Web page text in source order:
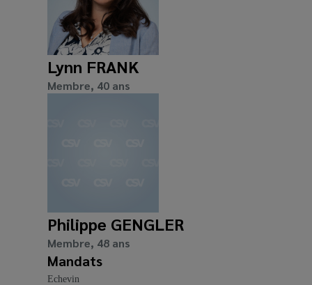
Lynn FRANK
Membre, 40 ans
Philippe GENGLER
Membre, 48 ans
Mandats
Echevin